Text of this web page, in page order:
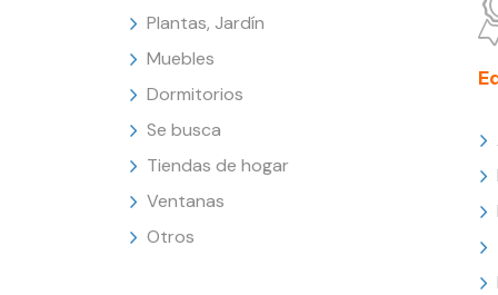
Plantas, Jardín
Muebles
Dormitorios
Se busca
Tiendas de hogar
Ventanas
Otros